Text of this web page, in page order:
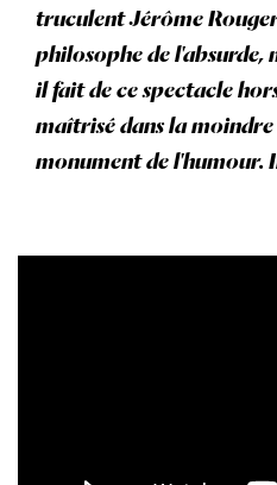
truculent Jérôme
philosophe de l'absurde,
il fait de ce spectacle
maîtrisé dans la moindre
monument de l'humour.